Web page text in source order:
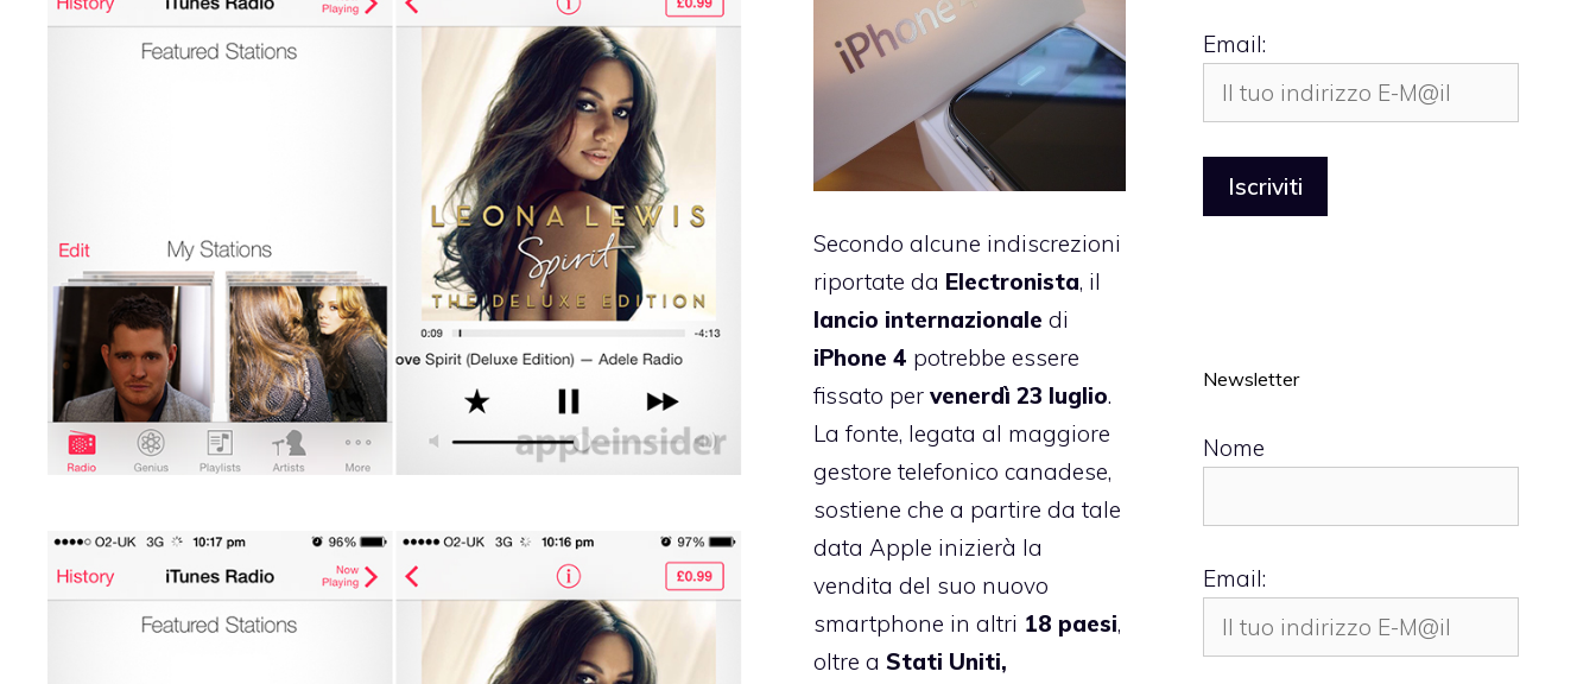
Secondo alcune indiscrezioni
riportate da Electronista, il
lancio internazionale di
iPhone 4 potrebbe essere
fissato pervenerdì 23 luglio.
La fonte, legata al maggiore
gestore telefonico canadese,
sostiene che a partire da tale
data Apple inizierà la
vendita del suo nuovo
smartphone in altri 18 paesi,
oltre aStati Uniti,
Email:
Newsletter
Nome
Email: